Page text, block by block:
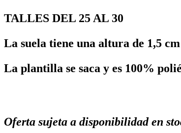
TALLES DEL 25 AL 30
La suela tiene una altura de 1,5
La plantilla se saca y es 100%
Oferta sujeta a disponibilidad en